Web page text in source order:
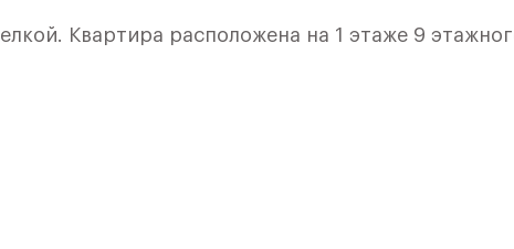
Квартира расположена на 1 этаже 9